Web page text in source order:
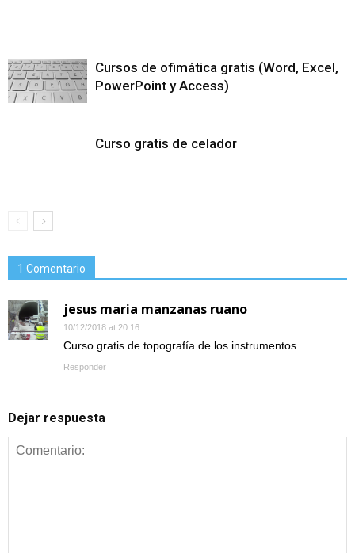
Cursos de ofimática gratis (Word, Excel,
PowerPoint y Access)
Curso gratis de celador
1 Comentario
jesus maria manzanas ruano
10/12/2018 at 20:16
Curso gratis de topografía de los instrumentos
Responder
Dejar respuesta